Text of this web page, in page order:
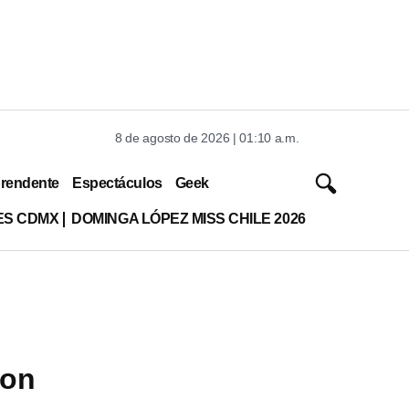
8 de agosto de 2026 | 01:10 a.m.
Espectáculos Geek
CDMX DOMINGA LÓPEZ MISS CHILE 2026